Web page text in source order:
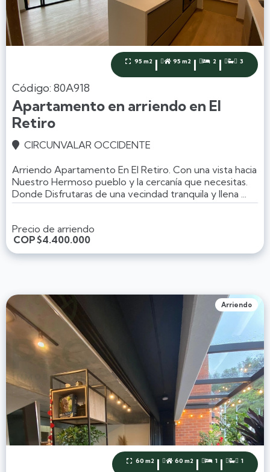
 95 m2 |  95 m2 |  2 |  3
Código: 80A918
Apartamento en arriendo en El
Retiro
 CIRCUNVALAR OCCIDENTE
Arriendo Apartamento En El Retiro. Con una vista hacia
Nuestro Hermoso pueblo y la cercanía que necesitas.
Donde Disfrutaras de una vecindad tranquila y llena ...
Precio de arriendo
COP$4.400.000
Arriendo
 60 m2 |  60 m2 |  1 |  1